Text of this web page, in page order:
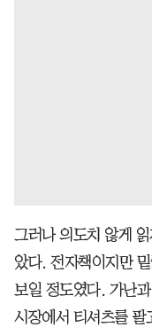
그러나 의도치 않게
았다. 전자책이지만
보일 정도였다. 가난
시장에서 티셔츠를 팔